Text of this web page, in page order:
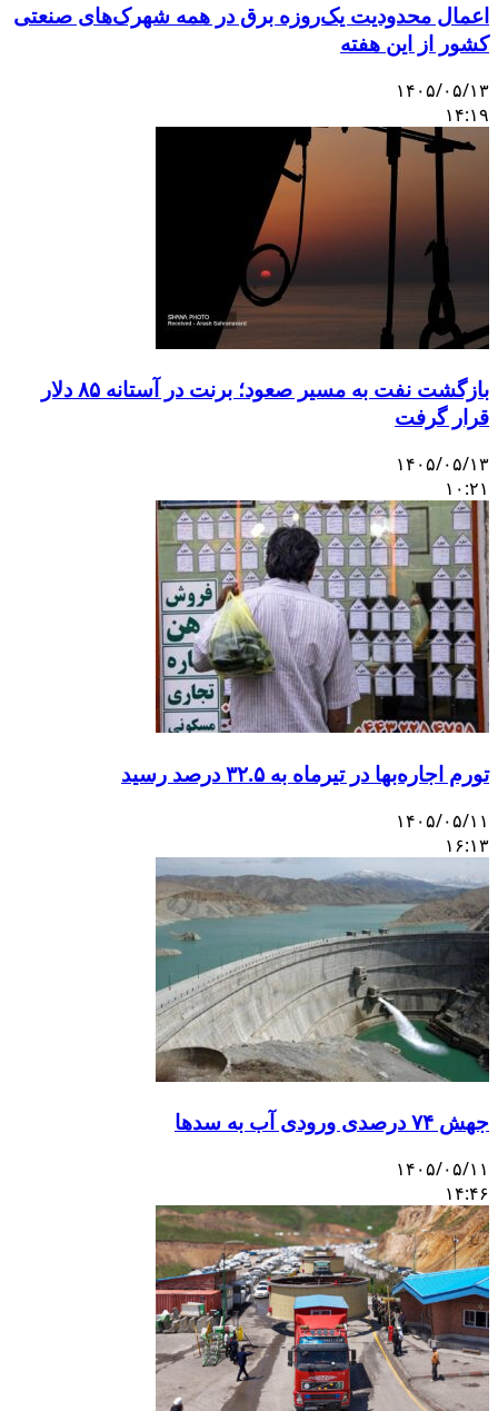
اعمال محدودیت یک‌روزه برق در همه شهرک‌های صنعتی
کشور از این هفته
۱۴۰۵/۰۵/۱۳
۱۴:۱۹
بازگشت نفت به مسیر صعود؛ برنت در آستانه ۸۵ دلار
قرار گرفت
۱۴۰۵/۰۵/۱۳
۱۰:۲۱
تورم اجاره‌بها در تیرماه به ۳۲.۵ درصد رسید
۱۴۰۵/۰۵/۱۱
۱۶:۱۳
جهش ۷۴ درصدی ورودی آب به سدها
۱۴۰۵/۰۵/۱۱
۱۴:۴۶